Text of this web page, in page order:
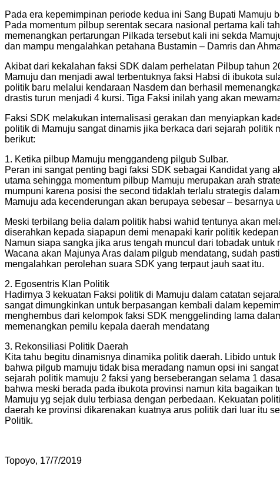
Pada era kepemimpinan periode kedua ini Sang Bupati Mamuju
Pada momentum pilbup serentak secara nasional pertama kali
memenangkan pertarungan Pilkada tersebut kali ini sekda
dan mampu mengalahkan petahana Bustamin – Damris dan
Akibat dari kekalahan faksi SDK dalam perhelatan Pilbup tahun
Mamuju dan menjadi awal terbentuknya faksi Habsi di ibukota
politik baru melalui kendaraan Nasdem dan berhasil
drastis turun menjadi 4 kursi. Tiga Faksi inilah yang akan
Faksi SDK melakukan internalisasi gerakan dan menyiapkan
politik di Mamuju sangat dinamis jika berkaca dari sejarah politik
berikut:
1. Ketika pilbup Mamuju menggandeng pilgub Sulbar.
Peran ini sangat penting bagi faksi SDK sebagai Kandidat yang
utama sehingga momentum pilbup Mamuju merupakan arah
mumpuni karena posisi the second tidaklah terlalu strategis
Mamuju ada kecenderungan akan berupaya sebesar –
Meski terbilang belia dalam politik habsi wahid tentunya akan
diserahkan kepada siapapun demi menapaki karir politik
Namun siapa sangka jika arus tengah muncul dari tobadak
Wacana akan Majunya Aras dalam pilgub mendatang, sudah
mengalahkan perolehan suara SDK yang terpaut jauh saat itu.
2. Egosentris Klan Politik
Hadirnya 3 kekuatan Faksi politik di Mamuju dalam catatan
sangat dimungkinkan untuk berpasangan kembali dalam
menghembus dari kelompok faksi SDK menggelinding lama
memenangkan pemilu kepala daerah mendatang
3. Rekonsiliasi Politik Daerah
Kita tahu begitu dinamisnya dinamika politik daerah. Libido
bahwa pilgub mamuju tidak bisa meradang namun opsi ini
sejarah politik mamuju 2 faksi yang berseberangan selama 1
bahwa meski berada pada ibukota provinsi namun kita
Mamuju yg sejak dulu terbiasa dengan perbedaan. Kekuatan
daerah ke provinsi dikarenakan kuatnya arus politik dari luar itu
Politik.
Topoyo, 17/7/2019